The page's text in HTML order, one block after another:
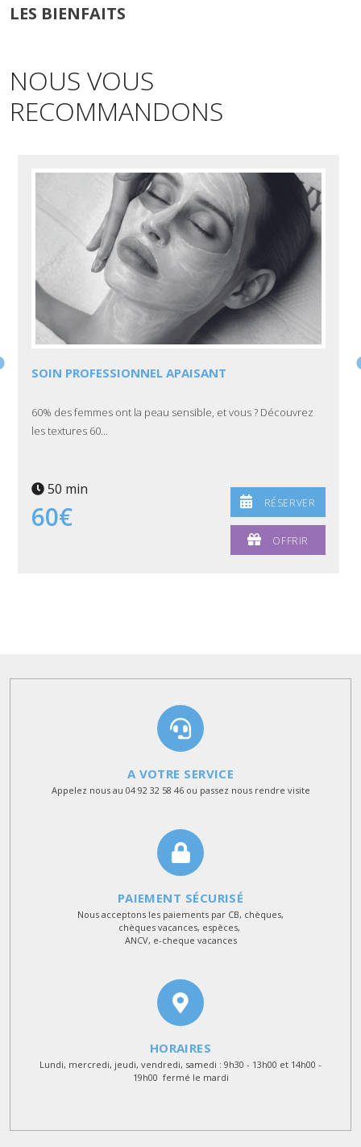
LES BIENFAITS
NOUS VOUS
RECOMMANDONS
SOIN PROFESSIONNEL APAISANT
60% des femmes ont la peau sensible, et vous ? Découvrez
les textures 60...
50 min
60€ RÉSERVER
OFFRIR
A VOTRE SERVICE
Appelez nous au 04 92 32 58 46 ou passez nous rendre visite
PAIEMENT SÉCURISÉ
Nous acceptons les paiements par CB, chèques,
chèques vacances, espèces,
ANCV, e-cheque vacances
HORAIRES
Lundi, mercredi, jeudi, vendredi, samedi : 9h30 - 13h00 et 14h00 -
19h00 fermé le mardi